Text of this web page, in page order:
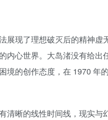
现了理想破灭后的精神
心世界。大岛渚没有给
的创作态度，在 1970 年
晰的线性时间线，现实